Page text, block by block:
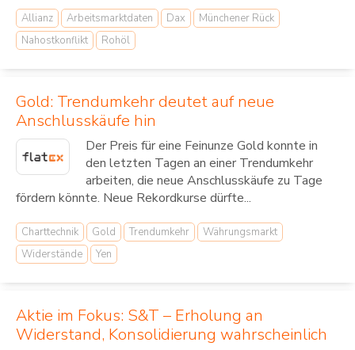
Allianz Arbeitsmarktdaten Dax
Münchener Rück
Nahostkonflikt
Rohöl
Gold: Trendumkehr deutet auf neue
Anschlusskäufe hin
Der Preis für eine Feinunze Gold konnte in
den letzten Tagen an einer Trendumkehr
arbeiten, die neue Anschlusskäufe zu Tage
fördern könnte. Neue Rekordkurse dürfte...
Charttechnik Gold Trendumkehr
Währungsmarkt
Widerstände
Yen
Aktie im Fokus: S&T – Erholung an
Widerstand, Konsolidierung wahrscheinlich